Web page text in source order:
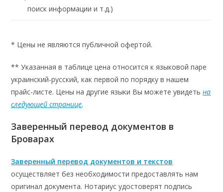
поиск информации и т.д.)
* Цены не являются публичной офертой.
** Указанная в таблице цена относится к языковой паре
украинский-русский, как первой по порядку в нашем
прайс-листе. Цены на другие языки Вы можете увидетьна
следующей странице.
Заверенный перевод документов в
Броварах
Заверенный перевод документов и текстов
осуществляет без необходимости предоставлять нам
оригинал документа. Нотариус удостоверят подпись